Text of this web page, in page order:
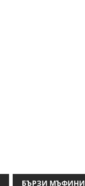
БЪРЗИ МЪФИНИ